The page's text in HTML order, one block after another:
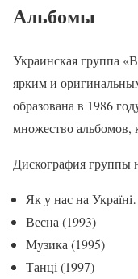
Альбомы
Украинская группа
ярким и
образована в 1986
множество альбомов,
Дискография группы
Як у нас на
Весна (1993)
Музика (1995)
Танці (1997)